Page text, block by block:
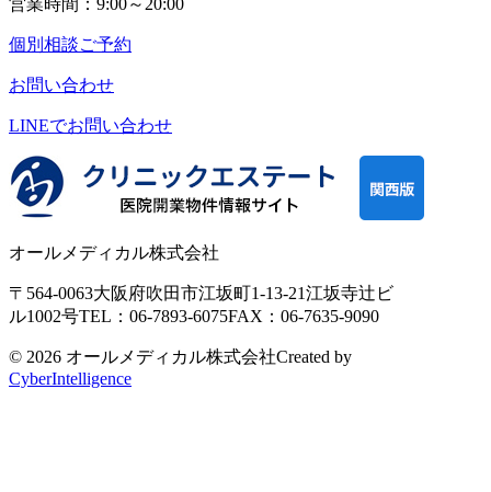
営業時間：9:00～20:00
個別相談ご予約
お問い合わせ
LINEでお問い合わせ
オールメディカル株式会社
〒564-0063大阪府吹田市江坂町1-13-21江坂寺辻ビ
ル1002号TEL：06-7893-6075FAX：06-7635-9090
© 2026 オールメディカル株式会社Created by
CyberIntelligence